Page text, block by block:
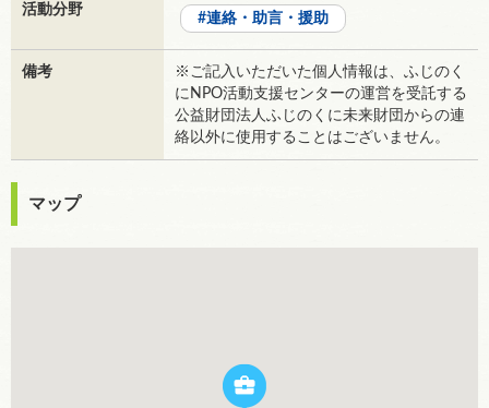
活動分野
連絡・助言・援助
備考
※ご記入いただいた個人情報は、ふじのく
にNPO活動支援センターの運営を受託する
公益財団法人ふじのくに未来財団からの連
絡以外に使用することはございません。
マップ